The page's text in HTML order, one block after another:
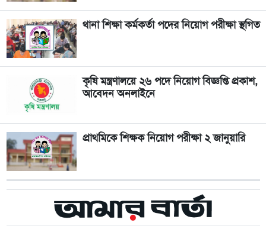
থানা শিক্ষা কর্মকর্তা পদের নিয়োগ পরীক্ষা স্থগিত
কৃষি মন্ত্রণালয়ে ২৬ পদে নিয়োগ বিজ্ঞপ্তি প্রকাশ,
আবেদন অনলাইনে
প্রাথমিকে শিক্ষক নিয়োগ পরীক্ষা ২ জানুয়ারি